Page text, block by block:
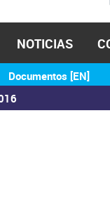
Documentos [EN]
NOTICIAS